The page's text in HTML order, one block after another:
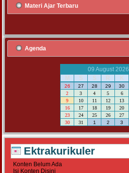
Materi Ajar Terbaru
Agenda
09 August 2026
M
S S R K
26 27 28 29 30
2
3 4 5 6
9
10 11 12 13
16
17 18 19 20
23
24 25 26 27
30
31 1 2 3
Ektrakurikuler
Konten Belum Ada
Isi Konten Disini